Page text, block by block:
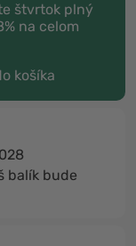
štvrtok plný
na celom
košíka
balík bude